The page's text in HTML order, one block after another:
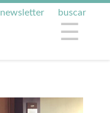
buscar
newsletter
☰